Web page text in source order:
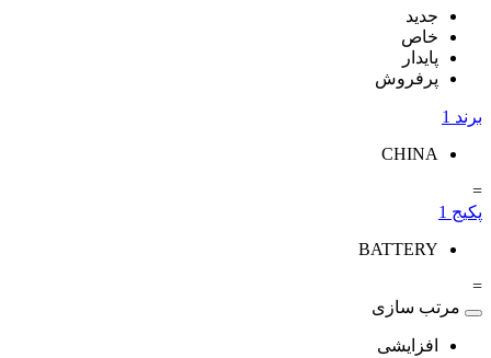
جدید
خاص
پایدار
پرفروش
برند 1
CHINA
=
پکیج 1
BATTERY
=
مرتب سازی
افزایشی